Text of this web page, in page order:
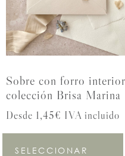
Sobre con forro interior
colección Brisa Marina
Desde 1,45€ IVA incluido
SELECCIONAR